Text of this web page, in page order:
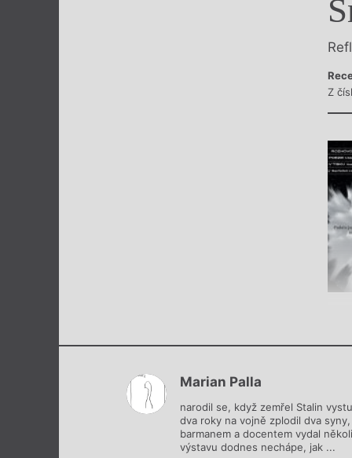
Výroční
Z
Marian Palla
narodil se, když zemřel Stalin
dva roky na vojně zplodil dva
barmanem a docentem vydal
výstavu dodnes nechápe, jak ...